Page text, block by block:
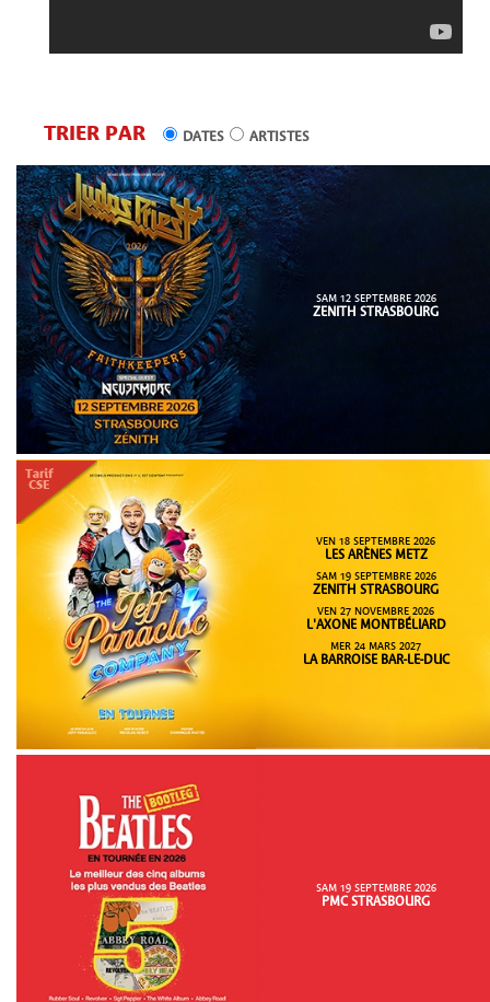
TRIER PAR DATES ARTISTES
SAM 12 SEPTEMBRE 2026
ZENITH STRASBOURG
VEN 18 SEPTEMBRE 2026
LES ARÈNES METZ
SAM 19 SEPTEMBRE 2026
ZENITH STRASBOURG
VEN 27 NOVEMBRE 2026
L'AXONE MONTBÉLIARD
MER 24 MARS 2027
LA BARROISE BAR-LE-DUC
SAM 19 SEPTEMBRE 2026
PMC STRASBOURG